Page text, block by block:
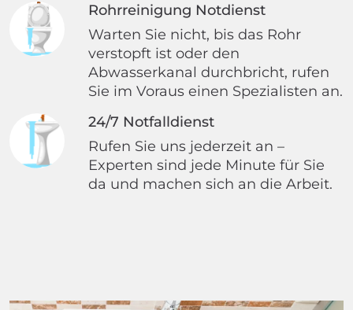
Rohrreinigung Notdienst
Warten Sie nicht, bis das Rohr
verstopft ist oder den
Abwasserkanal durchbricht, rufen
Sie im Voraus einen Spezialisten an.
24/7 Notfalldienst
Rufen Sie uns jederzeit an –
Experten sind jede Minute für Sie
da und machen sich an die Arbeit.